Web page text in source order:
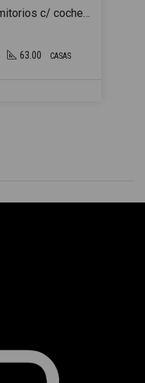
Casa en venta de 2 dormitorios c/ cochera en Cerrito
63.00 CASAS